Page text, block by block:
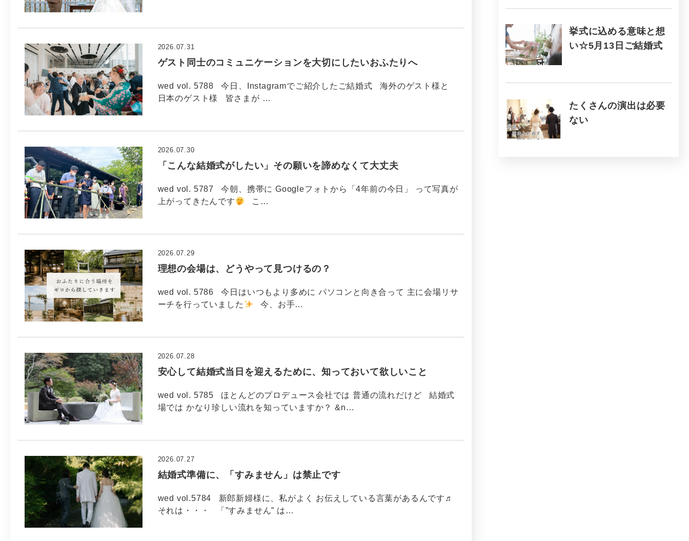
ゲスト同士のコミュニケーションを大切にしたいおふたりへ
2026.07.31
wed vol. 5788 今日、Instagramでご紹介したご結婚式 海外のゲスト様と
日本のゲスト様 皆さまが …
「こんな結婚式がしたい」その願いを諦めなくて大丈夫
2026.07.30
wed vol. 5787 今朝、携帯に Googleフォトから「4年前の今日」 って写真が
上がってきたんです
こ…
理想の会場は、どうやって見つけるの？
2026.07.29
wed vol. 5786 今日はいつもより多めに パソコンと向き合って 主に会場リサ
ーチを行っていました
今、お手…
安心して結婚式当日を迎えるために、知っておいて欲しいこと
2026.07.28
wed vol. 5785 ほとんどのプロデュース会社では 普通の流れだけど 結婚式
場では かなり珍しい流れを知っていますか？ &n…
結婚式準備に、「すみません」は禁止です
2026.07.27
wed vol.5784 新郎新婦様に、私がよく お伝えしている言葉があるんです♬
それは・・・ 「”すみません” は…
挙式に込める意味と想
い☆5月13日ご結婚式
たくさんの演出は必要
ない